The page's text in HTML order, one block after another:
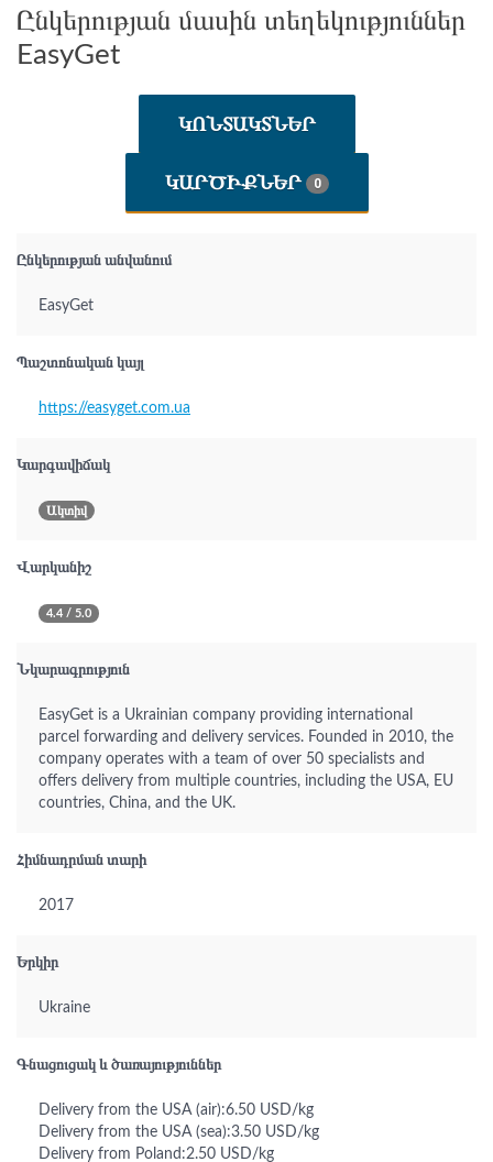
Ընկերության մասին տեղեկություններ
EasyGet
ԿՈՆՏԱԿՏՆԵՐ
ԿԱՐԾԻՔՆԵՐ 0
Ընկերության անվանում
EasyGet
Պաշտոնական կայլ
https://easyget.com.ua
Կարգավիճակ
Ակտիվ
Վարկանիշ
4.4 / 5.0
Նկարագրություն
EasyGet is a Ukrainian company providing international
parcel forwarding and delivery services. Founded in 2010, the
company operates with a team of over 50 specialists and
offers delivery from multiple countries, including the USA, EU
countries, China, and the UK.
Հիմնադրման տարի
2017
Երկիր
Ukraine
Գնացուցակ և ծառայություններ
Delivery from the USA (air):6.50 USD/kg
Delivery from the USA (sea):3.50 USD/kg
Delivery from Poland:2.50 USD/kg